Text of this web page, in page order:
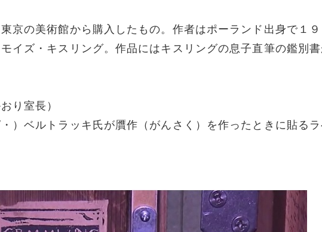
京の美術館から購入したもの。作者はポーランド出身で１９
イズ・キスリング。作品にはキスリングの息子直筆の鑑別
り室長）
）ベルトラッキ氏が贋作（がんさく）を作ったときに貼る